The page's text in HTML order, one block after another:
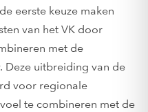
eerste keuze maken
van het VK door
met de
Deze uitbreiding van de
voor regionale
te combineren met de